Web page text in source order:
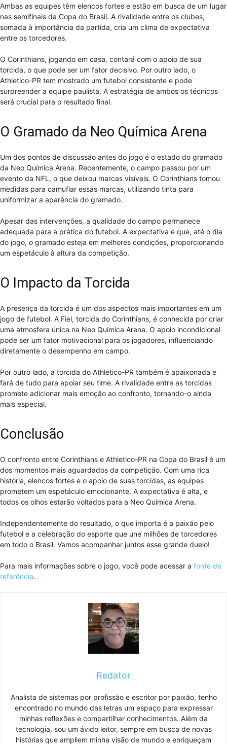
Ambas as equipes têm elencos fortes e estão em busca de um lugar
nas semifinais da Copa do Brasil. A rivalidade entre os clubes,
somada à importância da partida, cria um clima de expectativa
entre os torcedores.
O Corinthians, jogando em casa, contará com o apoio de sua
torcida, o que pode ser um fator decisivo. Por outro lado, o
Athletico-PR tem mostrado um futebol consistente e pode
surpreender a equipe paulista. A estratégia de ambos os técnicos
será crucial para o resultado final.
O Gramado da Neo Química Arena
Um dos pontos de discussão antes do jogo é o estado do gramado
da Neo Química Arena. Recentemente, o campo passou por um
evento da NFL, o que deixou marcas visíveis. O Corinthians tomou
medidas para camuflar essas marcas, utilizando tinta para
uniformizar a aparência do gramado.
Apesar das intervenções, a qualidade do campo permanece
adequada para a prática do futebol. A expectativa é que, até o dia
do jogo, o gramado esteja em melhores condições, proporcionando
um espetáculo à altura da competição.
O Impacto da Torcida
A presença da torcida é um dos aspectos mais importantes em um
jogo de futebol. A Fiel, torcida do Corinthians, é conhecida por criar
uma atmosfera única na Neo Química Arena. O apoio incondicional
pode ser um fator motivacional para os jogadores, influenciando
diretamente o desempenho em campo.
Por outro lado, a torcida do Athletico-PR também é apaixonada e
fará de tudo para apoiar seu time. A rivalidade entre as torcidas
promete adicionar mais emoção ao confronto, tornando-o ainda
mais especial.
Conclusão
O confronto entre Corinthians e Athletico-PR na Copa do Brasil é um
dos momentos mais aguardados da competição. Com uma rica
história, elencos fortes e o apoio de suas torcidas, as equipes
prometem um espetáculo emocionante. A expectativa é alta, e
todos os olhos estarão voltados para a Neo Química Arena.
Independentemente do resultado, o que importa é a paixão pelo
futebol e a celebração do esporte que une milhões de torcedores
em todo o Brasil. Vamos acompanhar juntos esse grande duelo!
Para mais informações sobre o jogo, você pode acessar a fonte de
referência.
Redator
Analista de sistemas por profissão e escritor por paixão, tenho
encontrado no mundo das letras um espaço para expressar
minhas reflexões e compartilhar conhecimentos. Além da
tecnologia, sou um ávido leitor, sempre em busca de novas
histórias que ampliem minha visão de mundo e enriqueçam